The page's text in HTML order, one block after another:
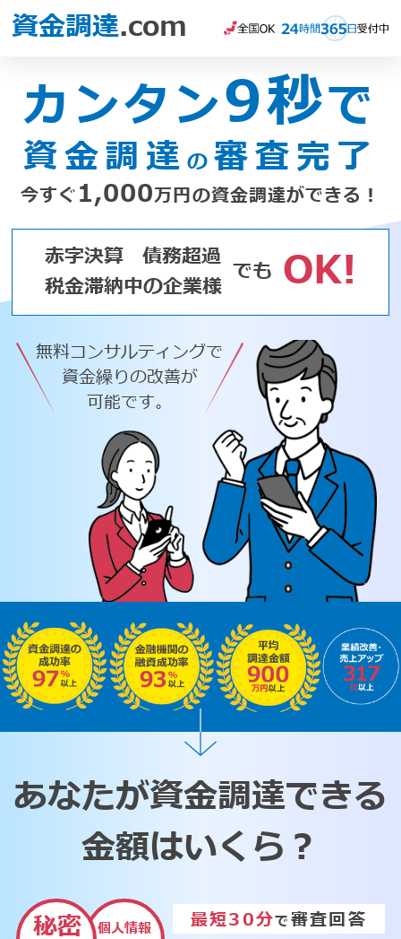
資金調達.com
カンタン9秒で
資金調達 の審査完了
今すぐ1,000万円の資金調達ができる！
赤字決算
債務超過
税金滞納中の企業様 でも OK!
無料コンサルティングで
資金繰りの改善が
可能です。
あなたが資金調達できる
金額はいくら？
秘密
個人情報
最短30分で審査回答